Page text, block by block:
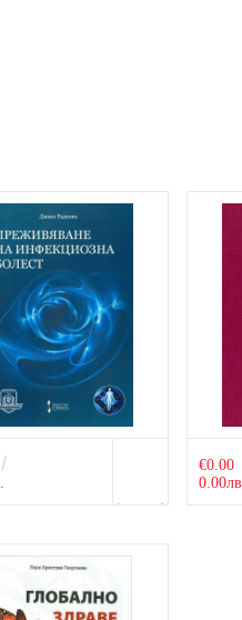
€0.00
0.00лв.